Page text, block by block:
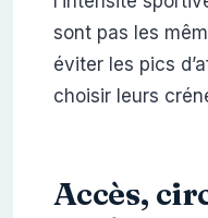
sont pas les
éviter les pics
choisir leurs
Accès,